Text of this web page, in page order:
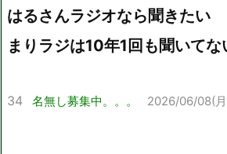
はるさんラジオなら聞きたい
まりラジは10年1回も聞いてな
34 名無し募集中。。。 2026/06/08(